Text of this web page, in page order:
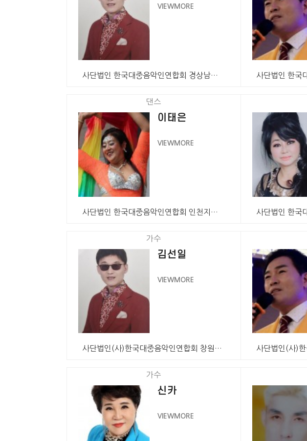
VIEWMORE
사단법인 한국대중음악인연합회 경상남도 창원특례시지회 회…
댄스
이태은
VIEWMORE
사단법인 한국대중음악인연합회 인천지회 회원 밸리댄스 이…
가수
김선일
VIEWMORE
사단법인(사)한국대중음악인연합회 창원특례시지회 회원 가…
가수
신카
VIEWMORE